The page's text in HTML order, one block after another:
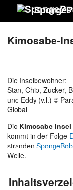
Kimosabe-
Die Inselbewohner:
Stan, Chip, Zucker,
und Eddy (v.l.) ©
Global
Die Kimosabe-Insel
kommt in der Folge
stranden SpongeBob
Welle.